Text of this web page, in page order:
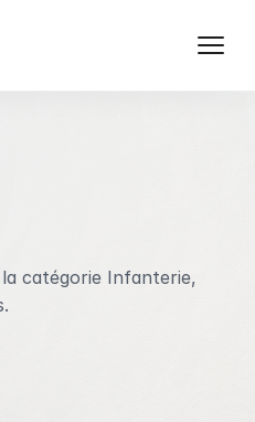
catégorie Infanterie,